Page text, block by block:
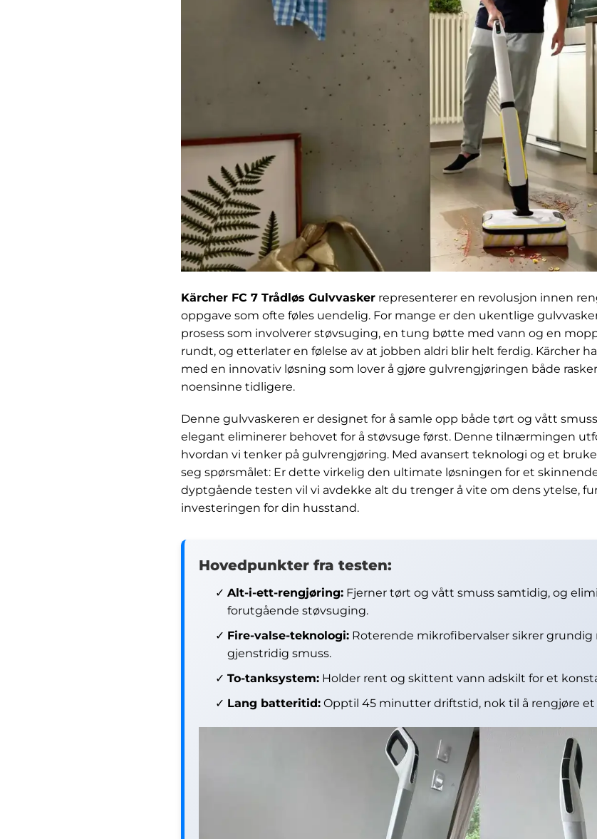
Kärcher FC 7 Trådløs Gulvvaskerrepresenterer en revolusjon innen
oppgave som ofte føles uendelig. For mange er den ukentlige
prosess som involverer støvsuging, en tung bøtte med vann og en
rundt, og etterlater en følelse av at jobben aldri blir helt ferdig. Kärcher
med en innovativ løsning som lover å gjøre gulvrengjøringen både
noensinne tidligere.
Denne gulvvaskeren er designet for å samle opp både tørt og vått
elegant eliminerer behovet for å støvsuge først. Denne tilnærmingen
hvordan vi tenker på gulvrengjøring. Med avansert teknologi og et
seg spørsmålet: Er dette virkelig den ultimate løsningen for et
dyptgående testen vil vi avdekke alt du trenger å vite om dens ytelse,
investeringen for din husstand.
Hovedpunkter fra testen:
Alt-i-ett-rengjøring: Fjerner tørt og vått smuss samtidig, og
forutgående støvsuging.
Fire-valse-teknologi: Roterende mikrofibervalser sikrer grundig
gjenstridig smuss.
To-tanksystem: Holder rent og skittent vann adskilt for et
Lang batteritid: Opptil 45 minutter driftstid, nok til å rengjøre et